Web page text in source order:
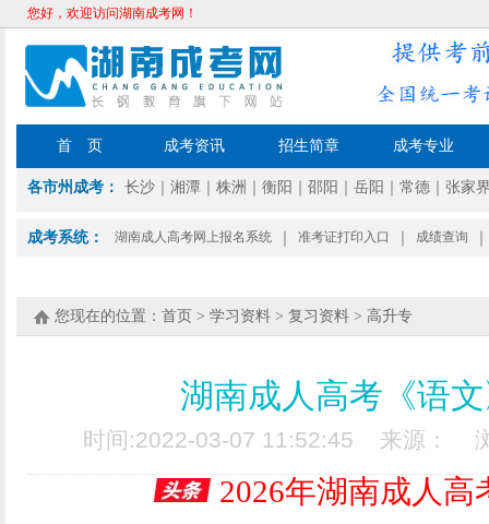
您好，欢迎访问湖南成考网！
首 页 成考资讯 招生简章 成考专业
各市州成考： 长沙 湘潭 株洲 衡阳 邵阳 岳阳 常德 张家
成考系统： 湖南成人高考网上报名系统 准考证打印入口 成绩查询
您现在的位置： 首页 > 学习资料 > 复习资料 > 高升专
湖南成人高考《语
时间:2022-03-07 11:52:45 来源：
2026年湖南成人高